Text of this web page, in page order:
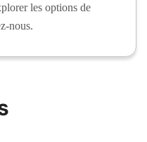
les options de
nous.